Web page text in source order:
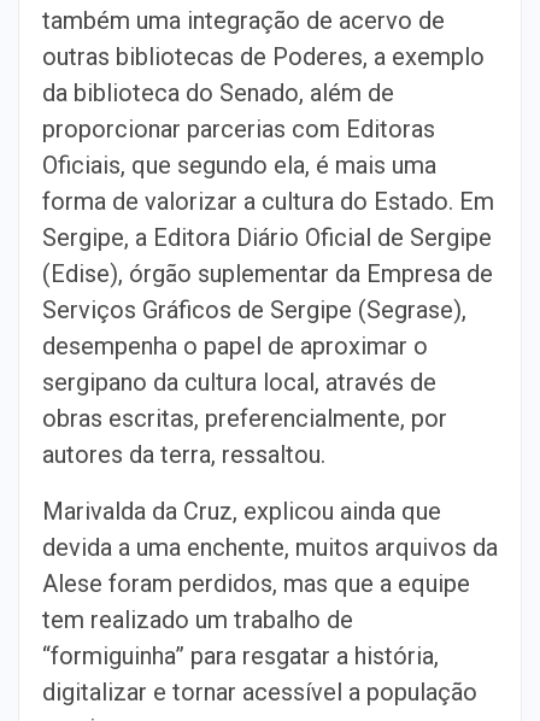
também uma integração de acervo de
outras bibliotecas de Poderes, a exemplo
da biblioteca do Senado, além de
proporcionar parcerias com Editoras
Oficiais, que segundo ela, é mais uma
forma de valorizar a cultura do Estado. Em
Sergipe, a Editora Diário Oficial de Sergipe
(Edise), órgão suplementar da Empresa de
Serviços Gráficos de Sergipe (Segrase),
desempenha o papel de aproximar o
sergipano da cultura local, através de
obras escritas, preferencialmente, por
autores da terra, ressaltou.
Marivalda da Cruz, explicou ainda que
devida a uma enchente, muitos arquivos da
Alese foram perdidos, mas que a equipe
tem realizado um trabalho de
“formiguinha” para resgatar a história,
digitalizar e tornar acessível a população